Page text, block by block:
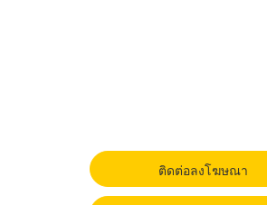
ติดต่อลงโฆษณา